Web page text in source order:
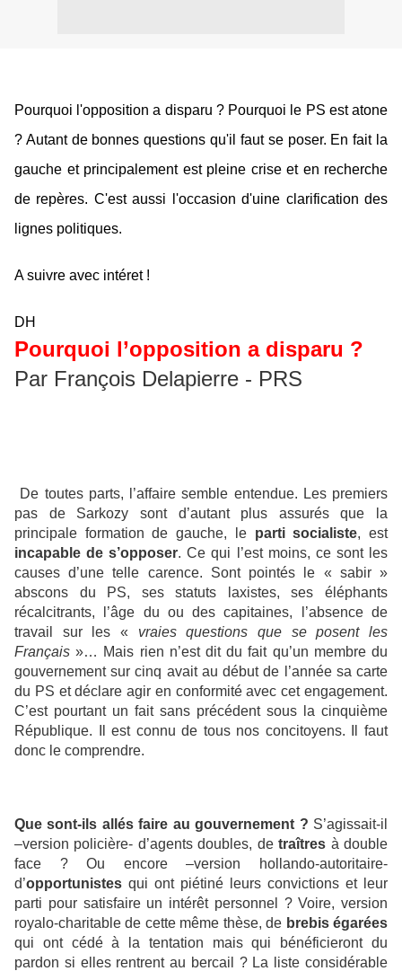
Pourquoi l'opposition a disparu ? Pourquoi le PS est atone
? Autant de bonnes questions qu'il faut se poser. En fait la
gauche et principalement est pleine crise et en recherche
de repères. C'est aussi l'occasion d'uine clarification des
lignes politiques.
A suivre avec intéret !
DH
Pourquoi l’opposition a disparu ?
Par François Delapierre - PRS
De toutes parts, l’affaire semble entendue. Les premiers
pas de Sarkozy sont d’autant plus assurés que la
principale formation de gauche, le parti socialiste, est
incapable de s’opposer. Ce qui l’est moins, ce sont les
causes d’une telle carence. Sont pointés le « sabir »
abscons du PS, ses statuts laxistes, ses éléphants
récalcitrants, l’âge du ou des capitaines, l’absence de
travail sur les « vraies questions que se posent les
Français »… Mais rien n’est dit du fait qu’un membre du
gouvernement sur cinq avait au début de l’année sa carte
du PS et déclare agir en conformité avec cet engagement.
C’est pourtant un fait sans précédent sous la cinquième
République. Il est connu de tous nos concitoyens. Il faut
donc le comprendre.
Que sont-ils allés faire au gouvernement ? S’agissait-il
–version policière- d’agents doubles, detraîtres à double
face ? Ou encore –version hollando-autoritaire-
d’opportunistes qui ont piétiné leurs convictions et leur
parti pour satisfaire un intérêt personnel ? Voire, version
royalo-charitable de cette même thèse, de brebis égarées
qui ont cédé à la tentation mais qui bénéficieront du
pardon si elles rentrent au bercail ? La liste considérable